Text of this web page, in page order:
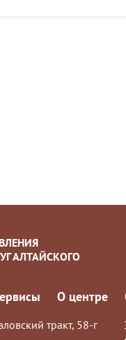
АЛТАЙСКОГО
О центре
тракт, 58-г